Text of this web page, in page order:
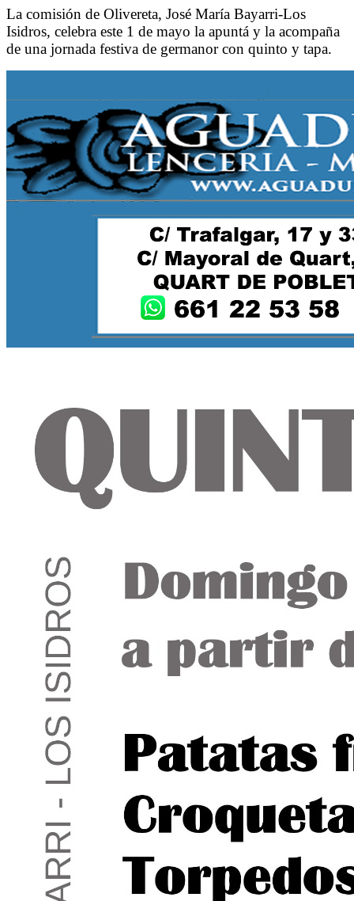
La comisión de Olivereta, José María Bayarri-Los
Isidros, celebra este 1 de mayo la apuntá y la acompaña
de una jornada festiva de germanor con quinto y tapa.